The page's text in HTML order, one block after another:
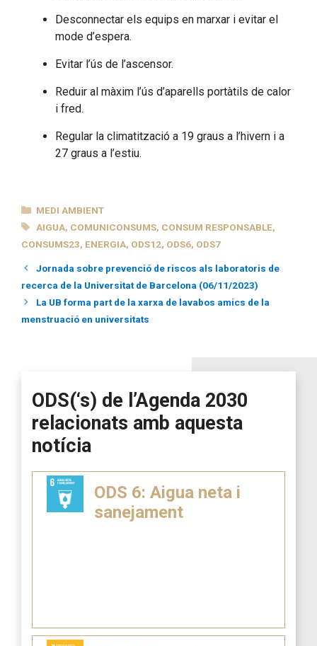
Desconnectar els equips en marxar i evitar el
mode d’espera.
Evitar l’ús de l’ascensor.
Reduir al màxim l’ús d’aparells portàtils de calor
i fred.
Regular la climatització a 19 graus a l’hivern i a
27 graus a l’estiu.
CATEGORIES
MEDI AMBIENT
ETIQUETES
AIGUA, COMUNICONSUMS, CONSUM RESPONSABLE,
CONSUMS23, ENERGIA, ODS12, ODS6, ODS7
Jornada sobre prevenció de riscos als laboratoris de
recerca de la Universitat de Barcelona (06/11/2023)
La UB forma part de la xarxa de lavabos amics de la
menstruació en universitats
ODS(‘s) de l’Agenda 2030
relacionats amb aquesta
notícia
ODS 6: Aigua neta i
sanejament